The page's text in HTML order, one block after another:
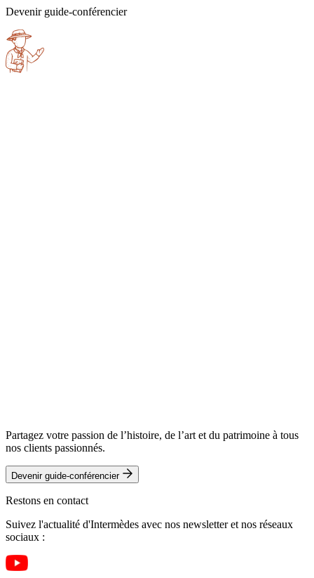
Devenir guide-conférencier
Partagez votre passion de l’histoire, de l’art et du patrimoine à tous
nos clients passionnés.
Devenir guide-conférencier
Restons en contact
Suivez l'actualité d'Intermèdes avec nos newsletter et nos réseaux
sociaux :